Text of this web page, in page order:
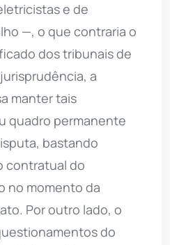
e de
—, o que contraria o
dos tribunais de
a
manter tais
quadro permanente
bastando
contratual do
no momento da
Por outro lado, o
do